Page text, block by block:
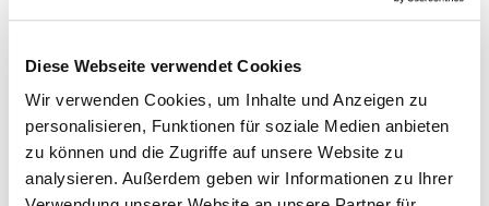
Diese Webseite verwendet Cookies
Wir verwenden Cookies, um Inhalte und Anzeigen zu
personalisieren, Funktionen für soziale Medien anbieten
zu können und die Zugriffe auf unsere Website zu
analysieren. Außerdem geben wir Informationen zu Ihrer
Lieferzeit: 3 - 5 Werktage
Produkt Anzahl: Gib den gewünschten
In den Warenkorb